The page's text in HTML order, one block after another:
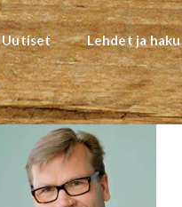
Uutiset Lehdet ja haku
2019